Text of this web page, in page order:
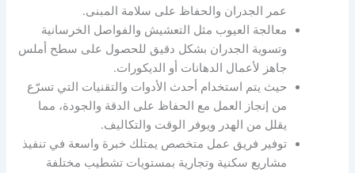
عمر الجدران والحفاظ على سلامة المبنى.
معالجة العيوب مثل التعشيش والفواصل الخرسانية
وتسوية الجدران بشكل دقيق للحصول على سطح أملس
جاهز لأعمال الدهانات أو الديكورات.
حيث يتم استخدام أحدث الأدوات والتقنيات التي تسرّع
من إنجاز العمل مع الحفاظ على الدقة والجودة، مما
يقلل من الهدر ويوفر الوقت والتكاليف.
توفير فريق عمل متخصص يمتلك خبرة واسعة في تنفيذ
مشاريع سكنية وتجارية بمستويات تشطيب مختلفة